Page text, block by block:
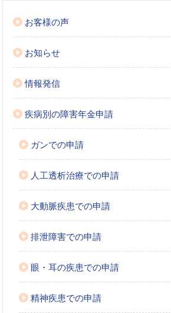
お客様の声
お知らせ
情報発信
疾病別の障害年金申請
ガンでの申請
人工透析治療での申請
大動脈疾患での申請
排泄障害での申請
眼・耳の疾患での申請
精神疾患での申請